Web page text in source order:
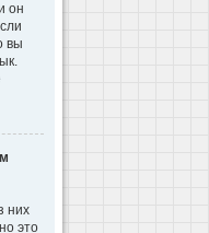
он
вы
них
это